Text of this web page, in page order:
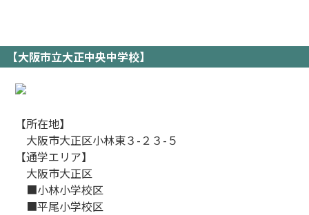
【大阪市立大正中央中学校】
【所在地】
大阪市大正区小林東３-２３-５
【通学エリア】
大阪市大正区
■小林小学校区
■平尾小学校区